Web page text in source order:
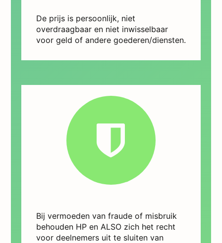
De prijs is persoonlijk, niet
overdraagbaar en niet inwisselbaar
voor geld of andere goederen/diensten.
Bij vermoeden van fraude of misbruik
behouden HP en ALSO zich het recht
voor deelnemers uit te sluiten van